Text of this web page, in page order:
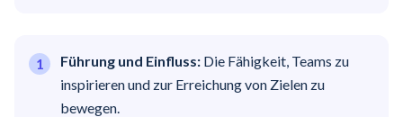
Führung und Einfluss: Die Fähigkeit, Teams zu
inspirieren und zur Erreichung von Zielen zu
bewegen.